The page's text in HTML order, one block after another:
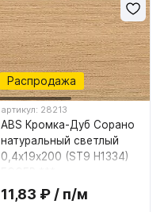
Распродажа
артикул: 28213
ABS Кромка-Дуб Сорано
натуральный светлый
0,4х19х200 (ST9 Н1334)
11,83 ₽ / п/м